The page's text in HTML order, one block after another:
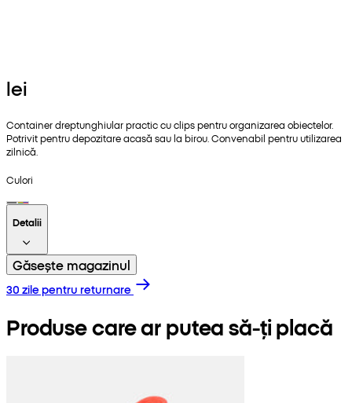
lei
Container dreptunghiular practic cu clips pentru organizarea obiectelor.
Potrivit pentru depozitare acasă sau la birou. Convenabil pentru utilizarea
zilnică.
Culori
Detalii
Găsește magazinul
30 zile pentru returnare
Produse care ar putea să-ți placă